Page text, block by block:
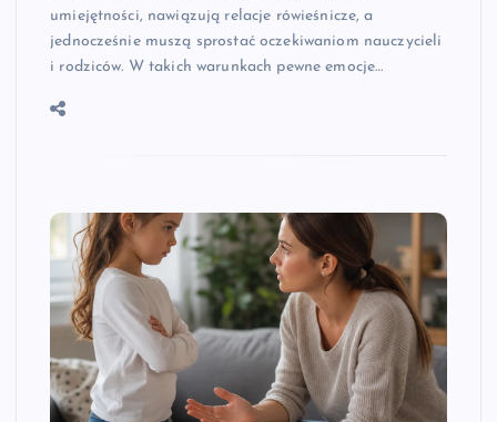
umiejętności, nawiązują relacje rówieśnicze, a
jednocześnie muszą sprostać oczekiwaniom nauczycieli
i rodziców. W takich warunkach pewne emocje…